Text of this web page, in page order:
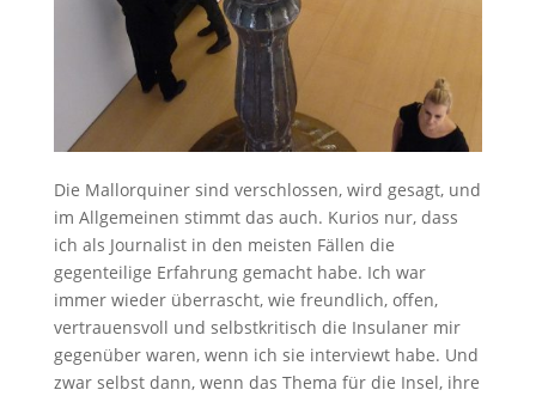
Die Mallorquiner sind verschlossen, wird gesagt, und
im Allgemeinen stimmt das auch. Kurios nur, dass
ich als Journalist in den meisten Fällen die
gegenteilige Erfahrung gemacht habe. Ich war
immer wieder überrascht, wie freundlich, offen,
vertrauensvoll und selbstkritisch die Insulaner mir
gegenüber waren, wenn ich sie interviewt habe. Und
zwar selbst dann, wenn das Thema für die Insel, ihre